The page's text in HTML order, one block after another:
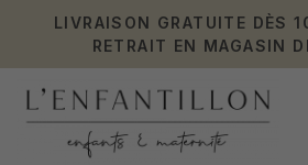
LIVRAISON GRATUITE DÈS
RETRAIT EN MAGASIN